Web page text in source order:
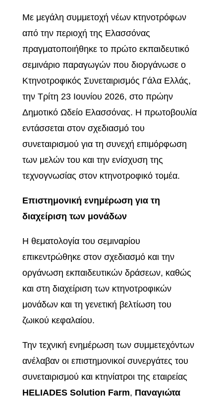
Με μεγάλη συμμετοχή νέων κτηνοτρόφων
από την περιοχή της Ελασσόνας
πραγματοποιήθηκε το πρώτο εκπαιδευτικό
σεμινάριο παραγωγών που διοργάνωσε ο
Κτηνοτροφικός Συνεταιρισμός Γάλα Ελλάς,
την Τρίτη 23 Ιουνίου 2026, στο πρώην
Δημοτικό Ωδείο Ελασσόνας. Η πρωτοβουλία
εντάσσεται στον σχεδιασμό του
συνεταιρισμού για τη συνεχή επιμόρφωση
των μελών του και την ενίσχυση της
τεχνογνωσίας στον κτηνοτροφικό τομέα.
Επιστημονική ενημέρωση για τη
διαχείριση των μονάδων
Η θεματολογία του σεμιναρίου
επικεντρώθηκε στον σχεδιασμό και την
οργάνωση εκπαιδευτικών δράσεων, καθώς
και στη διαχείριση των κτηνοτροφικών
μονάδων και τη γενετική βελτίωση του
ζωικού κεφαλαίου.
Την τεχνική ενημέρωση των συμμετεχόντων
ανέλαβαν οι επιστημονικοί συνεργάτες του
συνεταιρισμού και κτηνίατροι της εταιρείας
HELIADES Solution Farm, Παναγιώτα